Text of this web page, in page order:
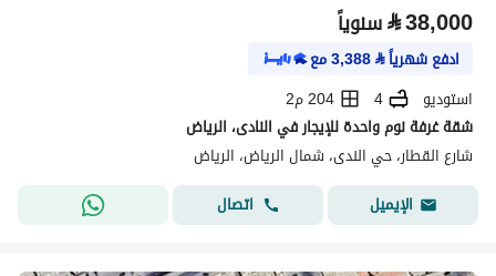
⃁38,000 سنوياً
ادفع شهرياً⃁
3,388مع
استوديو
4
204 م2
شقة غرفة نوم واحدة للإيجار في النادى، الرياض
شارع القطار، حي الندى، شمال الرياض، الرياض
الإيميل
اتصال